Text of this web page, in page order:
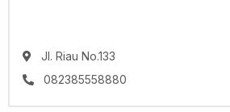
Jl. Riau No.133
082385558880